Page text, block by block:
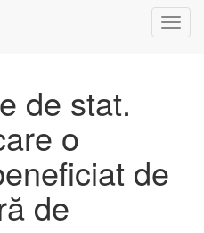
de stat.
o
de
de